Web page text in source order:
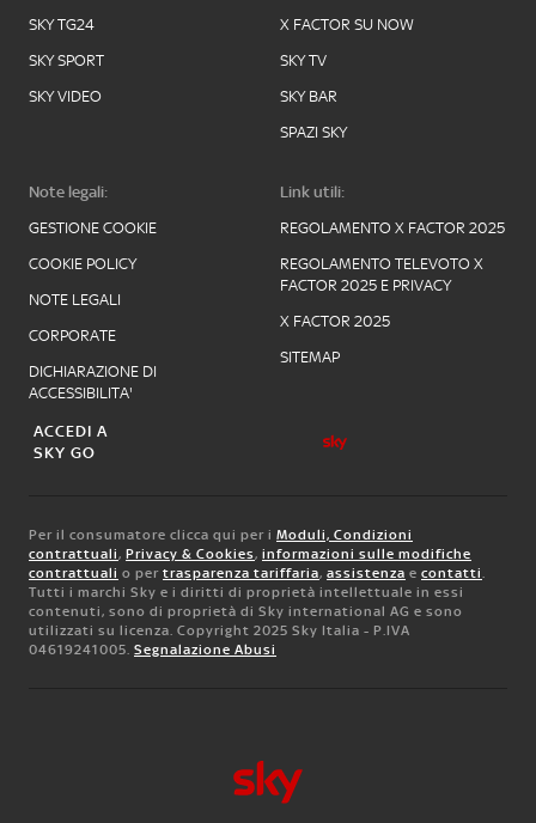
SKY TG24
SKY SPORT
SKY VIDEO
X FACTOR SU NOW
SKY TV
SKY BAR
SPAZI SKY
Note legali:
GESTIONE COOKIE
COOKIE POLICY
NOTE LEGALI
CORPORATE
DICHIARAZIONE DI
ACCESSIBILITA'
Link utili:
REGOLAMENTO X FACTOR 2025
REGOLAMENTO TELEVOTO X
FACTOR 2025 E PRIVACY
X FACTOR 2025
SITEMAP
ACCEDI A
SKY GO
Per il consumatore clicca qui per i Moduli, Condizioni
contrattuali, Privacy & Cookies, informazioni sulle modifiche
contrattuali o per trasparenza tariffaria, assistenza e contatti.
Tutti i marchi Sky e i diritti di proprietà intellettuale in essi
contenuti, sono di proprietà di Sky international AG e sono
utilizzati su licenza. Copyright 2025 Sky Italia - P.IVA
04619241005. Segnalazione Abusi